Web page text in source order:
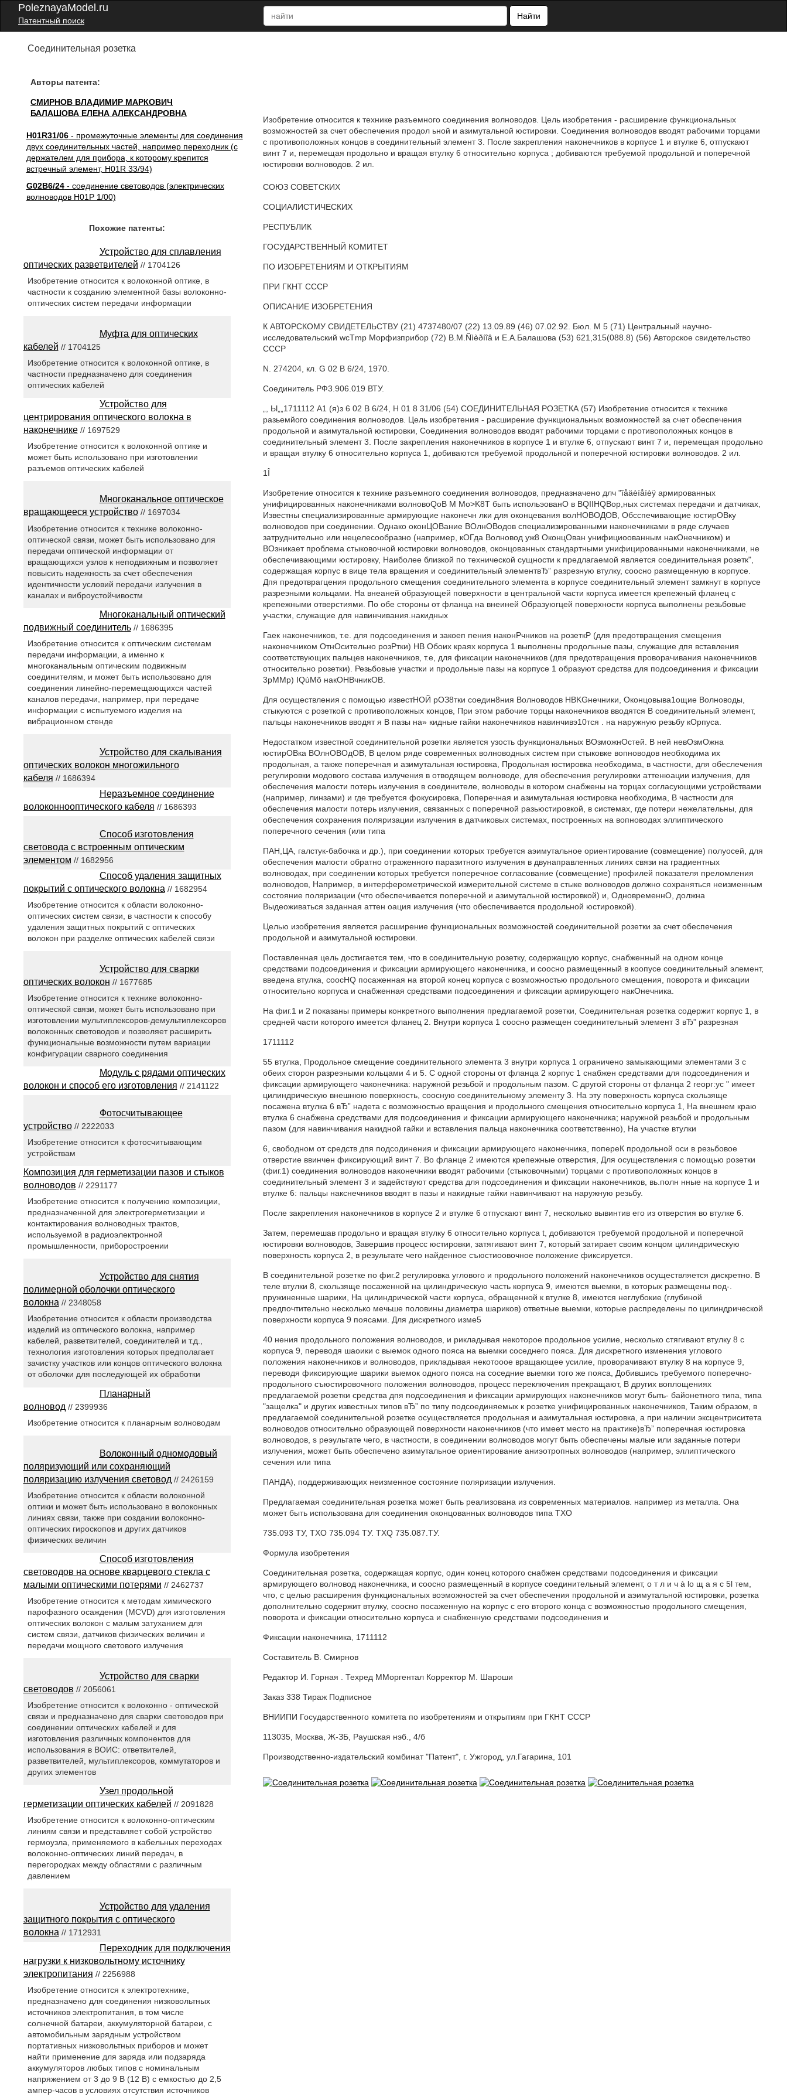
PoleznayaModel.ru
Патентный поиск
Найти
Соединительная розетка
Авторы патента:
СМИРНОВ ВЛАДИМИР МАРКОВИЧ
БАЛАШОВА ЕЛЕНА АЛЕКСАНДРОВНА
H01R31/06- промежуточные элементы для соединения
двух соединительных частей, например переходник (с
держателем для прибора, к которому крепится
встречный элемент, H01R 33/94)
G02B6/24- соединение световодов (электрических
волноводов H01P 1/00)
Изобретение относится к технике разъемного соединения волноводов. Цель изобретения - расширение функциональных
возможностей за счет обеспечения продол ьной и азимутальной юстировки. Соединения волноводов вводят рабочими торцами
с противоположных концов в соединительный элемент 3. После закрепления наконечников в корпусе 1 и втулке 6, отпускают
винт 7 и, перемещая продольно и вращая втулку 6 относительно корпуса ; добиваются требуемой продольной и поперечной
юстировки волноводов. 2 ил.
СОЮЗ СОВЕТСКИХ
СОЦИАЛИСТИЧЕСКИХ
РЕСПУБЛИК
ГОСУДАРСТВЕННЫЙ КОМИТЕТ
ПО ИЗОБРЕТЕНИЯМ И ОТКРЫТИЯМ
ПРИ ГКНТ СССР
ОПИСАНИЕ ИЗОБРЕТЕНИЯ
К АВТОРСКОМУ СВИДЕТЕЛЬСТВУ (21) 4737480/07 (22) 13.09.89 (46) 07.02.92. Бюл. М 5 (71) Центральный научно-
исследовательский wcTmp Морфизприбор (72) В.M.Ñìèðíîâ и Е.А.Балашова (53) 621,315(088.8) (56) Авторское свидетельство
СССР
N. 274204, кл. G 02 В 6/24, 1970.
Соединитель РФ3.906.019 ВТУ.
„, Ы„„1711112 А1 (я)з 6 02 В 6/24, Н 01 8 31/06 (54) СОЕДИНИТЕЛЬНАЯ РОЗЕТКА (57) Изобретение относится к технике
разьемйого соединения волноводов. Цель изобретения - расширение функциональных возможностей за счет обеспечения
продольной и азимутальной юстировки, Соединения волноводов вводят рабочими торцами с противоположных концов в
соединительный элемент 3. После закрепления наконечников в корпусе 1 и втулке 6, отпускают винт 7 и, перемещая продольно
и вращая втулку 6 относительно корпуса 1, добиваются требуемой продольной и поперечной юстировки волноводов. 2 ил.
1Î
Изобретение относится к технике разъемного соединения волноводов, предназначено длч "îåäèíåíèÿ армированных
унифицированных наконечниками волновоQoB M Mo>K8T быть испольэованО в BQIIHQBop,ных системах передачи и датчиках,
Известны специализированные армирующие наконечн лки для оконцевания волНОВОДОВ, Обсспечивающие юстирОВку
волноводов при соединении. Однако оконЦОВание ВОлнОВодов специализированными наконечниками в ряде случаев
затруднительно или нецелесообразно (например, кОГда Волновод уж8 ОконцОван унифициоованным накОнечником) и
ВОзникает проблема стыковочной юстировки волноводов, оконцованных стандартными унифицированными наконечниками, не
обеспечивающими юстировку, Наиболее близкой по технической сущности к предлагаемой является соединительная розетк",
содержащая корпус в вице тела вращения и соединительный элементвЂ” разрезную втулку, соосно размещенную в корпусе.
Дпя предотврагцения продольного смещения соединительного элемента в корпусе соединительный элемент замкнут в корпусе
разреэными кольцами. На внеаней образующей поверхности в центральной части корпуса имеется крепежный фланец с
крепежными отверстиями. По обе стороны от фланца на внеиней Образуюгцей поверхности корпуса выполнены резьбовые
участки, служащие для навинчивания.накидных
Гаек наконечников, т.е. для подсоединения и закоеп пения наконРчников на розеткР (для предотвращения смещения
наконечником ОтнОсительно розРтки) HB Обоих краях корпуса 1 выполнены продольные пазы, служащие дпя вставления
соответствующих пальцев наконечников, т.е, для фиксации наконечников (дпя предотвращения проворачивания наконечников
относительно розетки). Резьбовые участки и продольные пазы на корпусе 1 образуют средства для подсоединения и фиксации
3pMMp) IQùMõ накОНВчникОВ.
Для осуществления с помощью известНОЙ рОЗ8тки соедин8ния Волноводов HBKGнечники, Оконцовыва1ощие Волноводы,
стыкуются с розеткой с противоположных концов, При этом рабочие торцы наконечников вводятся В соединительный элемент,
пальцы наконечников вводят я В пазы на» кидные гайки наконечников навинчивэ10тся . на наружную резьбу кОрпуса.
Недостатком известной соединительной розетки является узость функциональных ВОзможнОстей. В ней невОзмОжна
юстирОВка ВОлнОВОдОВ, В целом ряде современных волноводных систем при стыковке вопноводов необходима их
продольная, а также поперечная и азимутальная юстировка, Продольная юстировка необходима, в частности, для обеслечения
регулировки модового состава излучения в отводящем волноводе, для обеспечения регулировки аттенюации излучения, для
обеспечения малости потерь излучения в соединителе, волноводы в котором снабжены на торцах согласующими устройствами
(например, линзами) и где требуется фокусировка, Поперечная и азимутальная юстировка необходима, B частности для
обеспечения малости потерь излучения, связанных с поперечной разьюстировкой, в системах, где потери нежелательны, дпя
обеспечения сохранения поляризации излучения в датчиковых системах, построенных на вопноводах эллиптического
поперечного сечения (или типа
ПАН,ЦА, галстук-бабочка и др.), при соединении которых требуется аэимутальное ориентирование (совмещение) полуосей, для
обеспечения малости обратно отраженного паразитного излучения в двунаправленных линиях связи на градиентных
волноводах, при соединении которых требуется поперечное согласование (совмещение) профилей показателя преломления
волноводов, Например, в интерферометрической измерительной системе в стыке волноводов должно сохраняться неизменным
состояние поляризации (что обеспечивается поперечной и азимутальной юстировкой) и, ОдновременнО, должна
Выдеоживаться заданная аттен оация излучения (что обеспечивается продольной юстировкой).
Целью изобретения является расширение функциональных возможностей соединительной розетки за счет обеспечения
продольной и азимутальной юстировки.
Поставленная цель достигается тем, что в соединительную розетку, содержащую корпус, снабженный на одном конце
средствами подсоединения и фиксации армирующего наконечника, и соосно размещенный в коопусе соединительный элемент,
введена втулка, coocHQ посаженная на второй конец корпуса с возможностью продольного смещения, поворота и фиксации
относительно корпуса и снабженная средствами подсоединения и фиксации армирующего накОнечника.
На фиг.1 и 2 показаны примеры конкретного выполнения предлагаемой розетки, Соединительная розетка содержит корпус 1, в
средней части которого имеется фланец 2. Внутри корпуса 1 соосно размещен соединительный элемент 3 вЂ” разрезная
1711112
55 втулка, Продольное смещение соединительного элемента 3 внутри корпуса 1 ограничено замыкающими элементами 3 с
обеих сторон разреэными кольцами 4 и 5. С одной стороны от фланца 2 корпус 1 снабжен средствами для подсоединения и
фиксации армирующего чаконечника: наружной резьбой и продольным пазом. С другой стороны от фланца 2 георг:ус " имеет
цилиндрическую внешнюю поверхность, соосную соединительному элементу 3. На эту поверхность корпуса скользяще
посажена втулка 6 вЂ” надета с возможностью вращения и продольного смещения относительно корпуса 1, На внешнем краю
втулка 6 снабжена средствами для подсоединения и фиксации армирующего наконечника; наружной резьбой и продольным
пазом (для навинчивания накидной гайки и вставления пальца наконечника соответственно), На участке втулки
6, свободном от средств дпя подсодинения и фиксации армирующего наконечника, попереК продольной оси в резьбовое
отверстие ввинчен фиксирующий винт 7. Во фланце 2 имеются крепежные отверстия, Для осуществления с помощью розетки
(фиг.1) соединения волноводов наконечники вводят рабочими (стыковочными) торцами с противоположных концов в
соединительный элемент 3 и задействуют средства для подсоединения и фиксации наконечников, вь.полн нные на корпусе 1 и
втулке 6: пальцы накснечников вводят в пазы и накидные гайки навинчивают на наружную резьбу.
После закрепления наконечников в корпусе 2 и втулке 6 отпускают винт 7, несколько вывинтив его из отверстия во втулке 6.
Затем, перемешав продольно и вращая втулку 6 относительно корпуса t, добиваются требуемой продольной и поперечной
юстировки волноводов, Завершив процесс юстировки, затягивают винт 7, который затирает своим концом цилиндрическую
поверхность корпуса 2, в результате чего найденное съюстиоовочное положение фиксируется.
В соединительной розетке по фиг.2 регулировка углового и продольного положений наконечников осуществляется дискретно. В
теле втулки 8, скользяще посаженной на цилиндрическую часть корпуса 9, имеются выемки, в которых размещены под-.
пружиненные шарики, На цилиндрической части корпуса, обращенной к втулке 8, имеются неглубокие (глубиной
предпочтительно несколько мечьше половины диаметра шариков) ответные выемки, которые распределены по цилиндрической
поверхности корпуса 9 поясами. Для дискретного изме5
40 нения продольного положения волноводов, и рикладывая некоторое продольное усилие, несколько стягивают втулку 8 с
корпуса 9, переводя шаоики с выемок одного пояса на выемки соседнего пояса. Для дискретного изменения углового
положения наконечников и волноводов, прикладывая некотооое вращающее усилие, проворачивают втулку 8 на корпусе 9,
переводя фиксирующие шарики выемок одного пояса на соседние выемки того же пояса, Добившись требуемого поперечно-
продольного съюстировочного положения волноводов, процесс переключения прекращают, В других воплощениях
предлагаемой розетки средства дпя подсоединения и фиксации армирующих наконечников могут быть- байонетного типа, типа
"защелка" и других известных типов вЂ” по типу подсоединяемых к розетке унифицированных наконечников, Таким образом, в
предлагаемой соединительной розетке осуществляется продольная и азимутальная юстировка, а при наличии эксцентриситета
волноводов относительно образующей поверхности наконечников (что имеет место на практике)вЂ” поперечная юстировка
волноводов, s реэультате чего, в частности, в соединении волноводов могут быть обеспечены малые или заданные потери
излучения, может быть обеспечено азимутальное ориентирование аниэотропных волноводов (например, эллиптического
сечения или типа
ПАНДА), поддерживающих неизменное состояние поляризации излучения.
Предлагаемая соединительная розетка может быть реализована из современных материалов. например из металла. Она
может быть использована для соединения оконцованных волноводов типа ТХО
735.093 ТУ, TXO 735.094 ТУ. TXQ 735.087.ТУ.
Формула изобретения
Соединительная розетка, содержащая корпус, один конец которого снабжен средствами подсоединения и фиксации
армирующего волновод наконечника, и соосно размещенный в корпусе соединительный элемент, о т л и ч à lo щ а я с 5l тем,
что, с целью расширения функциональных воэможностей эа счет обеспечения продольной и аэимутальной юстировки, розетка
дополнительно содержит втулку, соосно посаженную на корпус с его второго конца с возможностью продольного смещения,
поворота и фиксации относительно корпуса и снабженную средствами подсоединения и
Фиксации наконечника, 1711112
Составитель В. Смирнов
Редактор И. Горная . Техред ММоргентал Корректор M. Шароши
Заказ 338 Тираж Подписное
ВНИИПИ Государственного комитета по изобретениям и открытиям при ГКНТ СССР
113035, Москва, Ж-ЗБ, Раушская нэб., 4/б
Производственно-издательский комбинат "Патент", г. Ужгород, ул.Гагарина, 101
Похожие патенты:
Устройство для сплавления
оптических разветвителей // 1704126
Изобретение относится к волоконной оптике, в
частности к созданию элементной базы волоконно-
оптических систем передачи информации
Муфта для оптических
кабелей // 1704125
Изобретение относится к волоконной оптике, в
частности предназначено для соединения
оптических кабелей
Устройство для
центрирования оптического волокна в
наконечнике// 1697529
Изобретение относится к волоконной оптике и
может быть использовано при изготовлении
разъемов оптических кабелей
Многоканальное оптическое
вращающееся устройство// 1697034
Изобретение относится к технике волоконно-
оптической связи, может быть использовано для
передачи оптической информации от
вращающихся узлов к неподвижным и позволяет
повысить надежность за счет обеспечения
идентичности условий передачи излучения в
каналах и виброустойчивостм
Многоканальный оптический
подвижный соединитель// 1686395
Изобретение относится к оптическим системам
передачи информации, а именно к
многоканальным оптическим подвижным
соединителям, и может быть использовано для
соединения линейно-перемещающихся частей
каналов передачи, например, при передаче
информации с испытуемого изделия на
вибрационном стенде
Устройство для скалывания
оптических волокон многожильного
кабеля // 1686394
Неразъемное соединение
волоконнооптического кабеля // 1686393
Способ изготовления
световода с встроенным оптическим
элементом // 1682956
Способ удаления защитных
покрытий с оптического волокна // 1682954
Изобретение относится к области волоконно-
оптических систем связи, в частности к способу
удаления защитных покрытий с оптических
волокон при разделке оптических кабелей связи
Устройство для сварки
оптических волокон // 1677685
Изобретение относится к технике волоконно-
оптической связи, может быть использовано при
изготовлении мультиплексоров-демультиплексоров
волоконных световодов и позволяет расширить
функциональные возможности путем вариации
конфигурации сварного соединения
Модуль с рядами оптических
волокон и способ его изготовления // 2141122
Фотосчитывающее
устройство// 2222033
Изобретение относится к фотосчитывающим
устройствам
Композиция для герметизации пазов и стыков
волноводов // 2291177
Изобретение относится к получению композиции,
предназначенной для электрогерметизации и
контактирования волноводных трактов,
используемой в радиоэлектронной
промышленности, приборостроении
Устройство для снятия
полимерной оболочки оптического
волокна// 2348058
Изобретение относится к области производства
изделий из оптического волокна, например
кабелей, разветвителей, соединителей и т.д.,
технология изготовления которых предполагает
зачистку участков или концов оптического волокна
от оболочки для последующей их обработки
Планарный
волновод // 2399936
Изобретение относится к планарным волноводам
Волоконный одномодовый
поляризующий или сохраняющий
поляризацию излучения световод // 2426159
Изобретение относится к области волоконной
оптики и может быть использовано в волоконных
линиях связи, также при создании волоконно-
оптических гироскопов и других датчиков
физических величин
Способ изготовления
световодов на основе кварцевого стекла с
малыми оптическими потерями // 2462737
Изобретение относится к методам химического
парофазного осаждения (MCVD) для изготовления
оптических волокон с малым затуханием для
систем связи, датчиков физических величин и
передачи мощного светового излучения
Устройство для сварки
световодов // 2056061
Изобретение относится к волоконно - оптической
связи и предназначено для сварки световодов при
соединении оптических кабелей и для
изготовления различных компонентов для
использования в ВОИС: ответвителей,
разветвителей, мультиплексоров, коммутаторов и
других элементов
Узел продольной
герметизации оптических кабелей // 2091828
Изобретение относится к волоконно-оптическим
линиям связи и представляет собой устройство
гермоузла, применяемого в кабельных переходах
волоконно-оптических линий передач, в
перегородках между областями с различным
давлением
Устройство для удаления
защитного покрытия с оптического
волокна// 1712931
Переходник для подключения
нагрузки к низковольтному источнику
электропитания // 2256988
Изобретение относится к электротехнике,
предназначено для соединения низковольтных
источников электропитания, в том числе
солнечной батареи, аккумуляторной батареи, с
автомобильным зарядным устройством
портативных низковольтных приборов и может
найти применение для заряда или подзаряда
аккумуляторов любых типов с номинальным
напряжением от 3 до 9 В (12 В) с емкостью до 2,5
ампер-часов в условиях отсутствия источников